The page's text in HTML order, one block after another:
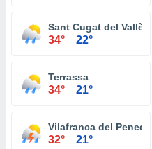
Sant Cugat del Vallès
34° 22°
Terrassa
34° 21°
Vilafranca del Penedès
32° 21°